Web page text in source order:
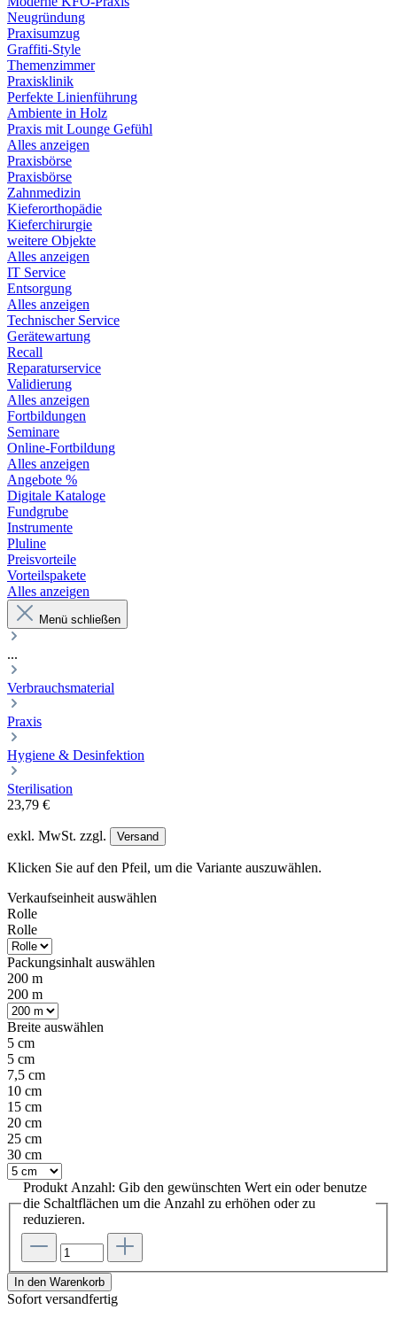
Neugründung
Praxisumzug
Graffiti-Style
Themenzimmer
Praxisklinik
Perfekte Linienführung
Ambiente in Holz
Praxis mit Lounge Gefühl
Alles anzeigen
Praxisbörse
Praxisbörse
Zahnmedizin
Kieferorthopädie
Kieferchirurgie
weitere Objekte
Alles anzeigen
IT Service
Entsorgung
Alles anzeigen
Technischer Service
Gerätewartung
Recall
Reparaturservice
Validierung
Alles anzeigen
Fortbildungen
Seminare
Online-Fortbildung
Alles anzeigen
Angebote %
Digitale Kataloge
Fundgrube
Instrumente
Pluline
Preisvorteile
Vorteilspakete
Alles anzeigen
Menü schließen
...
Verbrauchsmaterial
Praxis
Hygiene & Desinfektion
Sterilisation
23,79 €
exkl. MwSt. zzgl. Versand
Klicken Sie auf den Pfeil, um die Variante auszuwählen.
Verkaufseinheit auswählen
Rolle
Rolle
Packungsinhalt auswählen
200 m
200 m
Breite auswählen
5 cm
5 cm
7,5 cm
10 cm
15 cm
20 cm
25 cm
30 cm
Produkt Anzahl: Gib den gewünschten Wert ein oder benutze
die Schaltflächen um die Anzahl zu erhöhen oder zu
reduzieren.
In den Warenkorb
Sofort versandfertig